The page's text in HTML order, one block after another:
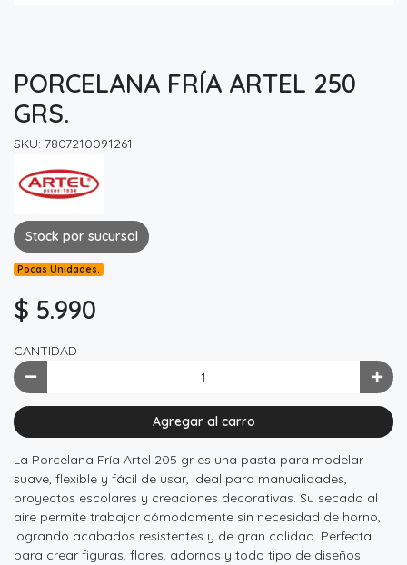
PORCELANA FRÍA ARTEL 250
GRS.
SKU: 7807210091261
Stock por sucursal
Pocas Unidades.
$ 5.990
CANTIDAD
Agregar al carro
La Porcelana Fría Artel 205 gr es una pasta para modelar
suave, flexible y fácil de usar, ideal para manualidades,
proyectos escolares y creaciones decorativas. Su secado al
aire permite trabajar cómodamente sin necesidad de horno,
logrando acabados resistentes y de gran calidad. Perfecta
para crear figuras, flores, adornos y todo tipo de diseños